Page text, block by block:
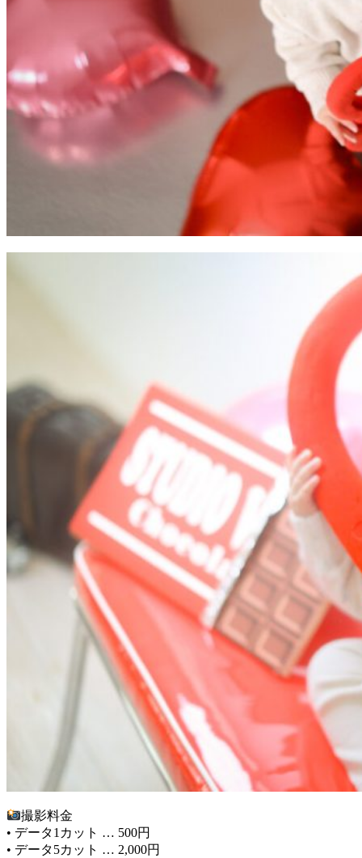
撮影料金
• データ1カット … 500円
• データ5カット … 2,000円